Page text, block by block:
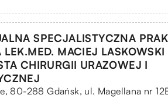
SPECJALISTYCZNA
LEK.MED. MACIEJ LASKOWSKI
CHIRURGII URAZOWEJ I
80-288 Gdańsk, ul. Magellana nr